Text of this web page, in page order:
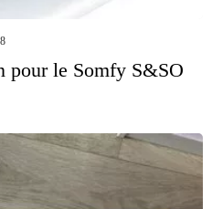
8
pour le Somfy S&SO